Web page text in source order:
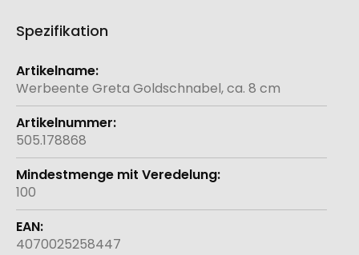
Spezifikation
Weitere
Informationen
Werbeente Greta Goldschnabel, ca. 8 cm
505.178868
100
4070025258447